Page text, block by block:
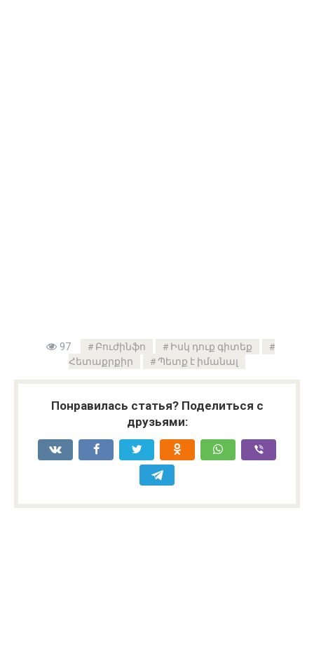
97 Բուժինֆո
Իսկ դուք գիտեք
Հետաքրքիր
Պետք է իմանալ
Понравилась статья? Поделиться с
друзьями: